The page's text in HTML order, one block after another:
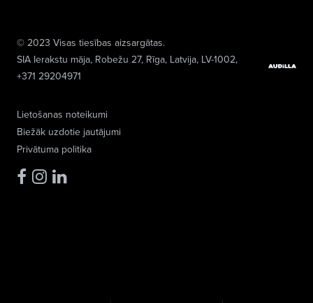
Lietošanas noteikumi
Biežāk uzdotie jautājumi
Privātuma politika
© 2023 Visas tiesības aizsargātas.
SIA Ierakstu māja, Robežu 27, Rīga, Latvija, LV-1002,
+371 29204971